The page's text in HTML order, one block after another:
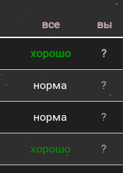
все вы
хорошо ?
норма ?
норма ?
хорошо ?